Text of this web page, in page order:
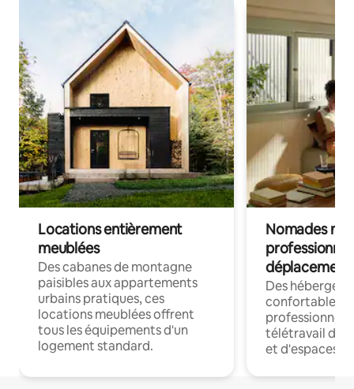
Locations entièrement
meublées
Des cabanes de montagne
paisibles aux appartements
urbains pratiques, ces
locations meublées offrent
tous les équipements d'un
logement standard.
Nomades
déplacement
Des
confortables
professionnels
télétravail
et d'espaces